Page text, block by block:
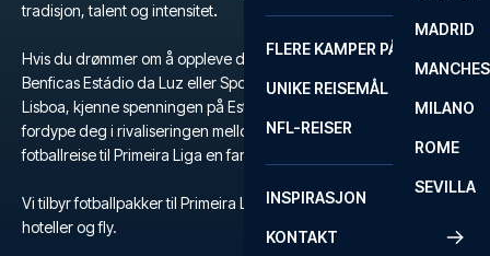
MADRID
MILANO
ROME
SEVILLA
FLERE KAMPER PÅ ÉN REISE
UNIKE REISEMÅL
NFL-REISER
INSPIRASJON
KONTAKT
tradisjon, talent og intensitet.
Hvis du drømmer om å oppleve den elektriske atmosfæren på
Benficas Estádio da Luz eller Sportings Estádio José Alvalade i
Lisboa, kjenne spenningen på Estádio do Dragão i Porto, eller
fordype deg i rivaliseringen mellom de store klubbene, så er en
fotballreise til Primeira Liga en fantastisk opplevelse.
Vi tilbyr fotballpakker til Primeira Liga med billetter, utvalgte
hoteller og fly.